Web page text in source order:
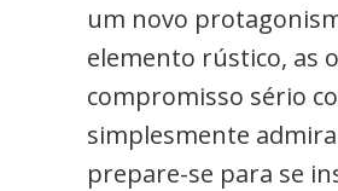
um novo
elemento rústico, as
compromisso sério
simplesmente
prepare-se para se